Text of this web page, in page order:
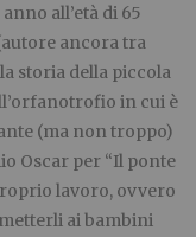
all’età di 65
ancora tra
storia della piccola
in cui è
(ma non troppo)
Oscar per “Il ponte
lavoro, ovvero
ai bambini